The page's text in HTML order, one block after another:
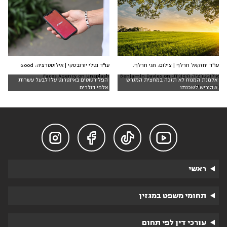
אלמנת המנוח לא תזכה במחצית המגרש
שהוריש לשכנתו
עו"ד יחזקאל חרלף | צילום: חגי חרלף.
אילוסטרציה חיצונית: Benjamin Davies on
Unsplash
הפלירטוטים באינטרנט עלו לבעל עשרות
אלפי דולרים
עו"ד נטלי יורובסקי | אילוסטרציה: Good
Faces Agency on Unsplash




ראשי
תחומי משפט במגזין
עורכי דין לפי תחום